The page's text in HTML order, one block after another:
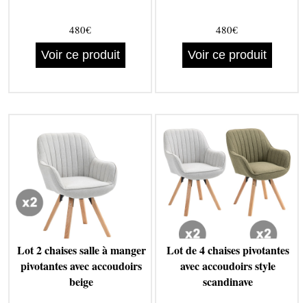
480€
Voir ce produit
480€
Voir ce produit
Lot 2 chaises salle à manger
pivotantes avec accoudoirs
beige
Lot de 4 chaises pivotantes
avec accoudoirs style
scandinave